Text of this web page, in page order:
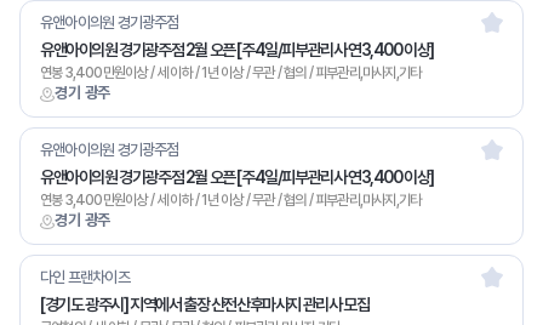
경기 광주
유앤아이의원 경기광주점
유앤아이의원 경기광주점 2월 오픈 [주4일/피부관리사 연3,400 이상]
연봉 3,400만원이상 / 세 이하 / 1년 이상 / 무관 / 협의 / 피부관리,마사지,기타
경기 광주
유앤아이의원 경기광주점
유앤아이의원 경기광주점 2월 오픈 [주4일/피부관리사 연3,400 이상]
연봉 3,400만원이상 / 세 이하 / 1년 이상 / 무관 / 협의 / 피부관리,마사지,기타
다인 프랜차이즈
[경기도 광주시] 지역에서 출장 산전산후마사지 관리사 모집